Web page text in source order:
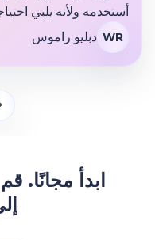
أستخدمه ولأنه يلبي
WR دبليو راموس
ابدأ مجانًا. قم